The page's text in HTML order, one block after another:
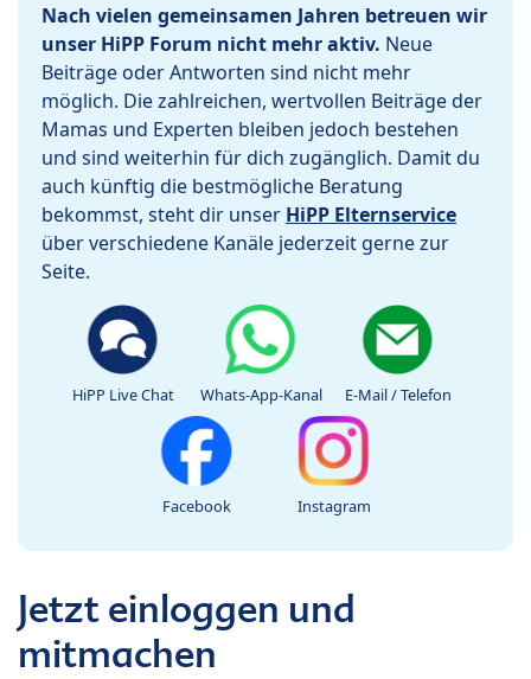
Nach vielen gemeinsamen Jahren betreuen wir
unser HiPP Forum nicht mehr aktiv. Neue
Beiträge oder Antworten sind nicht mehr
möglich. Die zahlreichen, wertvollen Beiträge der
Mamas und Experten bleiben jedoch bestehen
und sind weiterhin für dich zugänglich. Damit du
auch künftig die bestmögliche Beratung
bekommst, steht dir unser HiPP Elternservice
über verschiedene Kanäle jederzeit gerne zur
Seite.
HiPP Live Chat Whats-App-Kanal E-Mail / Telefon
Facebook Instagram
Jetzt einloggen und
mitmachen